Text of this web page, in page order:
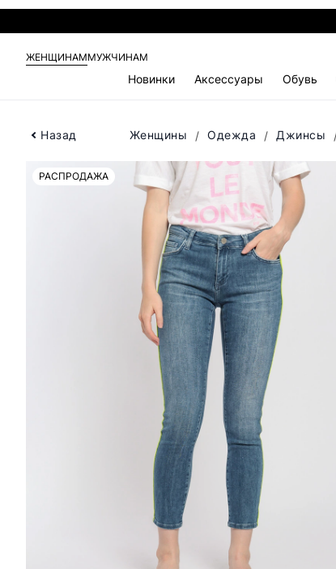
ЖЕНЩИНАММУЖЧИНАМ
Новинки Аксессуары Обувь
Назад Женщины Одежда Джинсы
РАСПРОДАЖА